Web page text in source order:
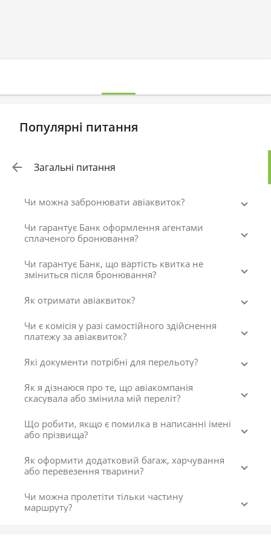
Популярні питання
Загальні питання
Чи можна забронювати авіаквиток?
Чи гарантує Банк оформлення агентами
сплаченого бронювання?
Чи гарантує Банк, що вартість квитка не
зміниться після бронювання?
Як отримати авіаквиток?
Чи є комісія у разі самостійного здійснення
платежу за авіаквиток?
Які документи потрібні для перельоту?
Як я дізнаюся про те, що авіакомпанія
скасувала або змінила мій переліт?
Що робити, якщо є помилка в написанні імені
або прізвища?
Як оформити додатковий багаж, харчування
або перевезення тварини?
Чи можна пролетіти тільки частину
маршруту?